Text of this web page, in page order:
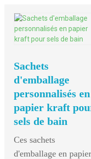
Sachets
d'emballage
personnalisés en
papier kraft
sels de bain
Ces sachets
d'emballage en papier